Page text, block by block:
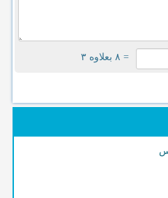
= ۸ بعلاوه ۳